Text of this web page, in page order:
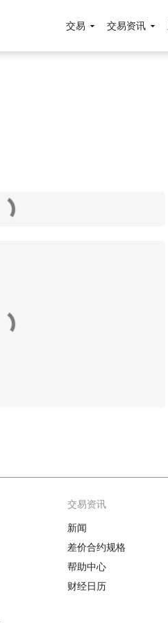
交易 交易资讯
交易资讯
新闻
差价合约规格
帮助中心
财经日历